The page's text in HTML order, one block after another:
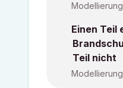
Modellierung
Einen Teil
Teil nicht
Modellierung